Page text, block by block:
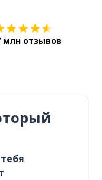
млн отзывов